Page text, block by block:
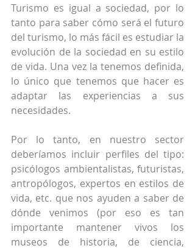
Turismo es igual a sociedad, por lo
tanto para saber cómo será el futuro
del turismo, lo más fácil es estudiar la
evolución de la sociedad en su estilo
de vida. Una vez la tenemos definida,
lo único que tenemos que hacer es
adaptar las experiencias a sus
necesidades.
Por lo tanto, en nuestro sector
deberíamos incluir perfiles del tipo:
psicólogos ambientalistas, futuristas,
antropólogos, expertos en estilos de
vida, etc. que nos ayuden a saber de
dónde venimos (por eso es tan
importante mantener vivos los
museos de historia, de ciencia,